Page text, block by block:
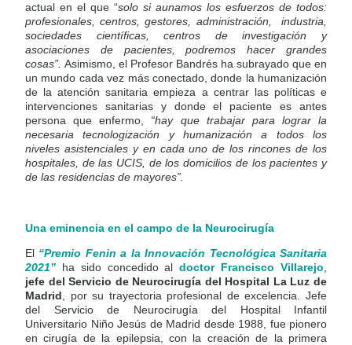
actual en el que “solo si aunamos los esfuerzos de todos:
profesionales, centros, gestores, administración,
industria,
sociedades científicas, centros de investigación y
asociaciones de pacientes, podremos hacer grandes
cosas”. Asimismo, el Profesor Bandrés ha subrayado que en
un mundo cada vez más conectado, donde la humanización
de la atención sanitaria empieza a centrar las políticas e
intervenciones sanitarias y donde el paciente es antes
persona que enfermo, “hay que trabajar para lograr la
necesaria tecnologización y humanización a todos los
niveles asistenciales y en cada uno de los rincones de los
hospitales, de las UCIS, de los domicilios de los pacientes y
de las residencias de mayores”.
Una eminencia en el campo de la Neurocirugía
El “Premio Fenin a la Innovación Tecnológica Sanitaria
2021” ha sido concedido aldoctor Francisco Villarejo
jefe del Servicio de Neurocirugía del Hospital La Luz de
Madrid , por su trayectoria profesional de excelencia. Jefe
del Servicio de Neurocirugía del Hospital Infantil
Universitario Niño Jesús de Madrid desde 1988, fue pionero
en cirugía de la epilepsia, con la creación de la primera